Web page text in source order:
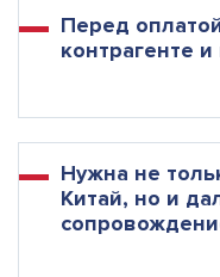
Перед
контрагенте
Нужна не
Китай, но и